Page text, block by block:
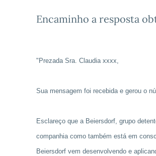
Encaminho a resposta
"Prezada Sra. Claudia xxxx,
Sua mensagem foi recebida e gerou o
Esclareço que a Beiersdorf, grupo
companhia como também está em
Beiersdorf vem desenvolvendo e